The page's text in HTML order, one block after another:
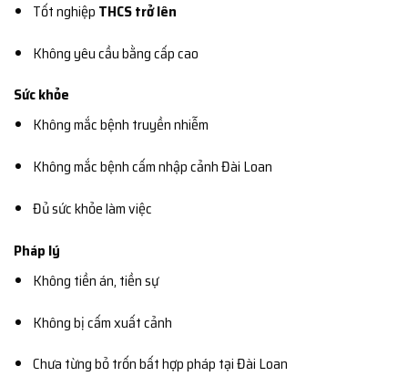
Tốt nghiệp THCS trở lên
Không yêu cầu bằng cấp cao
Sức khỏe
Không mắc bệnh truyền nhiễm
Không mắc bệnh cấm nhập cảnh Đài Loan
Đủ sức khỏe làm việc
Pháp lý
Không tiền án, tiền sự
Không bị cấm xuất cảnh
Chưa từng bỏ trốn bất hợp pháp tại Đài Loan